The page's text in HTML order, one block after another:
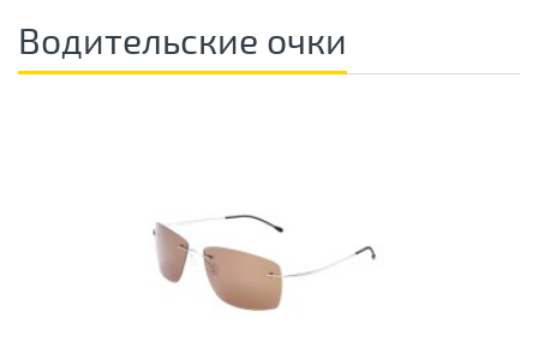
Водительские очки